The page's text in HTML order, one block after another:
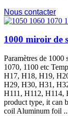
Nous contacter
1000 miroir de
Paramètres de 1000
1070, 1100 etc
H17, H18, H19,
H29, H30, H31,
H111, H112, H114,
product type, it can
coil Aluminum foil